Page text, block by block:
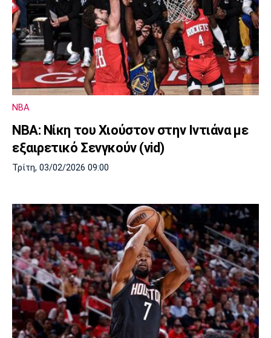
NBA
NBA: Νίκη του Χιούστον στην Ιντιάνα με
εξαιρετικό Σενγκούν (vid)
Τρίτη, 03/02/2026 09:00